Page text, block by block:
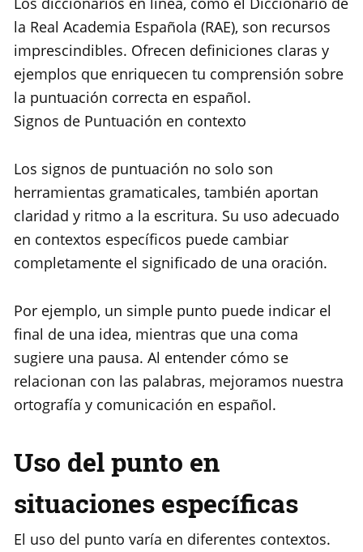
la Real Academia Española (RAE), son recursos
imprescindibles. Ofrecen definiciones claras y
ejemplos que enriquecen tu comprensión sobre
la puntuación correcta en español.
Signos de Puntuación en contexto
Los signos de puntuación no solo son
herramientas gramaticales, también aportan
claridad y ritmo a la escritura. Su uso adecuado
en contextos específicos puede cambiar
completamente el significado de una oración.
Por ejemplo, un simple punto puede indicar el
final de una idea, mientras que una coma
sugiere una pausa. Al entender cómo se
relacionan con las palabras, mejoramos nuestra
ortografía y comunicación en español.
Uso del punto en
situaciones específicas
El uso del punto varía en diferentes contextos.